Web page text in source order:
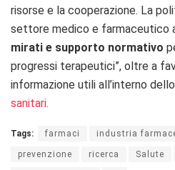
risorse e la cooperazione. La
settore medico e farmaceutico
mirati e supporto normativo
progressi terapeutici”, oltre a
informazione utili all’interno dello
sanitari.
Tags: farmaci industria
prevenzione ricerca Salute